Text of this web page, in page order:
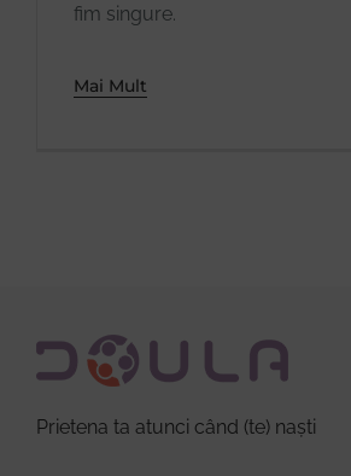
Donează
fim singure.
Mai Mult
Prietena ta atunci când (te) naști